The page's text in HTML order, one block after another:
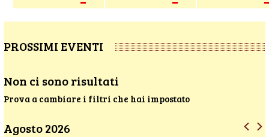
PROSSIMI EVENTI
Non ci sono risultati
Prova a cambiare i filtri che hai impostato
Agosto 2026